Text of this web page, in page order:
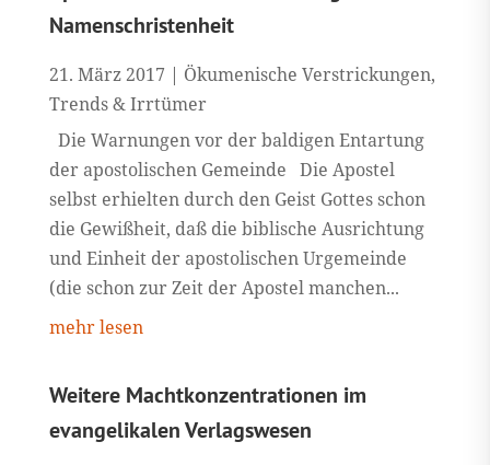
Namenschristenheit
21. März 2017 | Ökumenische Verstrickungen,
Trends & Irrtümer
Die Warnungen vor der baldigen Entartung
der apostolischen Gemeinde Die Apostel
selbst erhielten durch den Geist Gottes schon
die Gewißheit, daß die biblische Ausrichtung
und Einheit der apostolischen Urgemeinde
(die schon zur Zeit der Apostel manchen...
mehr lesen
Weitere Machtkonzentrationen im
evangelikalen Verlagswesen